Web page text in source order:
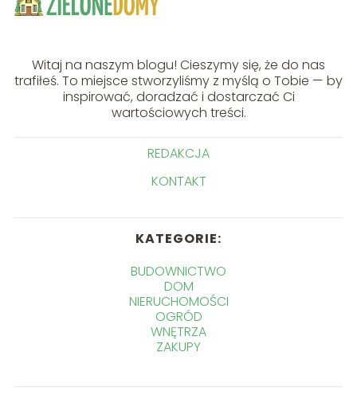
Witaj na naszym blogu! Cieszymy się, że do nas
trafiłeś. To miejsce stworzyliśmy z myślą o Tobie — by
inspirować, doradzać i dostarczać Ci
wartościowych treści.
REDAKCJA
KONTAKT
KATEGORIE:
BUDOWNICTWO
DOM
NIERUCHOMOŚCI
OGRÓD
WNĘTRZA
ZAKUPY